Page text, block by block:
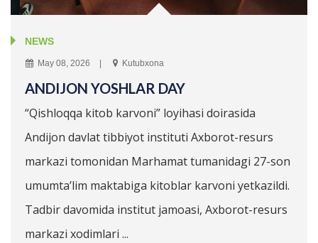
NEWS
May 08, 2026 Kutubxona
ANDIJON YOSHLAR DAY
“Qishloqqa kitob karvoni” loyihasi doirasida
Andijon davlat tibbiyot instituti Axborot-resurs
markazi tomonidan Marhamat tumanidagi 27-son
umumta’lim maktabiga kitoblar karvoni yetkazildi.
Tadbir davomida institut jamoasi, Axborot-resurs
markazi xodimlari ...